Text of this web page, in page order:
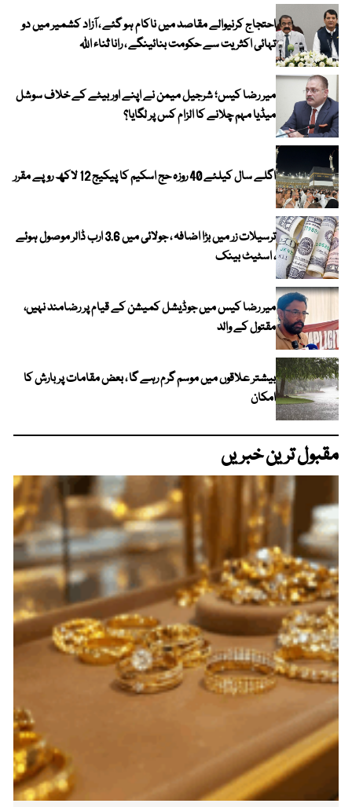
احتجاج کرنیوالے مقاصد میں ناکام ہو گئے ، آزاد کشمیر میں دو
تہائی اکثریت سے حکومت بنائینگے ، رانا ثناء اللہ
میر رضا کیس؛ شرجیل میمن نے اپنے اور بیٹے کے خلاف سوشل
میڈیا مہم چلانے کا الزام کس پر لگایا؟
اگلے سال کیلئے 40 روزہ حج اسکیم کا پیکیج 12 لاکھ روپے مقرر
ترسیلات زر میں بڑا اضافہ ، جولائی میں 3.6 ارب ڈالر موصول ہوئے
، اسٹیٹ بینک
میر رضا کیس میں جوڈیشل کمیشن کے قیام پر رضامند نہیں،
مقتول کے والد
بیشتر علاقوں میں موسم گرم رہے گا ، بعض مقامات پر بارش کا
امکان
مقبول ترین خبریں